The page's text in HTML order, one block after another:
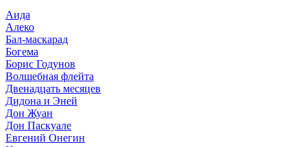
Аида
Алеко
Бал-маскарад
Богема
Борис Годунов
Волшебная флейта
Двенадцать месяцев
Дидона и Эней
Дон Жуан
Дон Паскуале
Евгений Онегин